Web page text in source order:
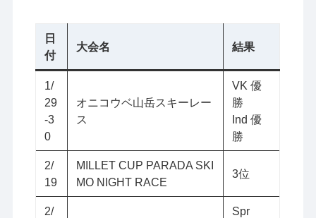
日
付
大会名 結果
1/
29
-3
0
オニコウベ山岳スキーレー
ス
VK 優
勝
Ind 優
勝
2/
19
MILLET CUP PARADA SKI
MO NIGHT RACE
3位
2/
Spr